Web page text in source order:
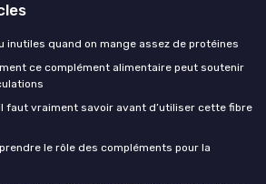
inutiles quand on mange assez de protéines
ce complément alimentaire peut soutenir
faut vraiment savoir avant d’utiliser cette fibre
le rôle des compléments pour la